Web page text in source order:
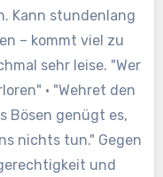
Kann stundenlang
– kommt viel zu
sehr leise. "Wer
· "Wehret den
Bösen genügt es,
nichts tun." Gegen
und